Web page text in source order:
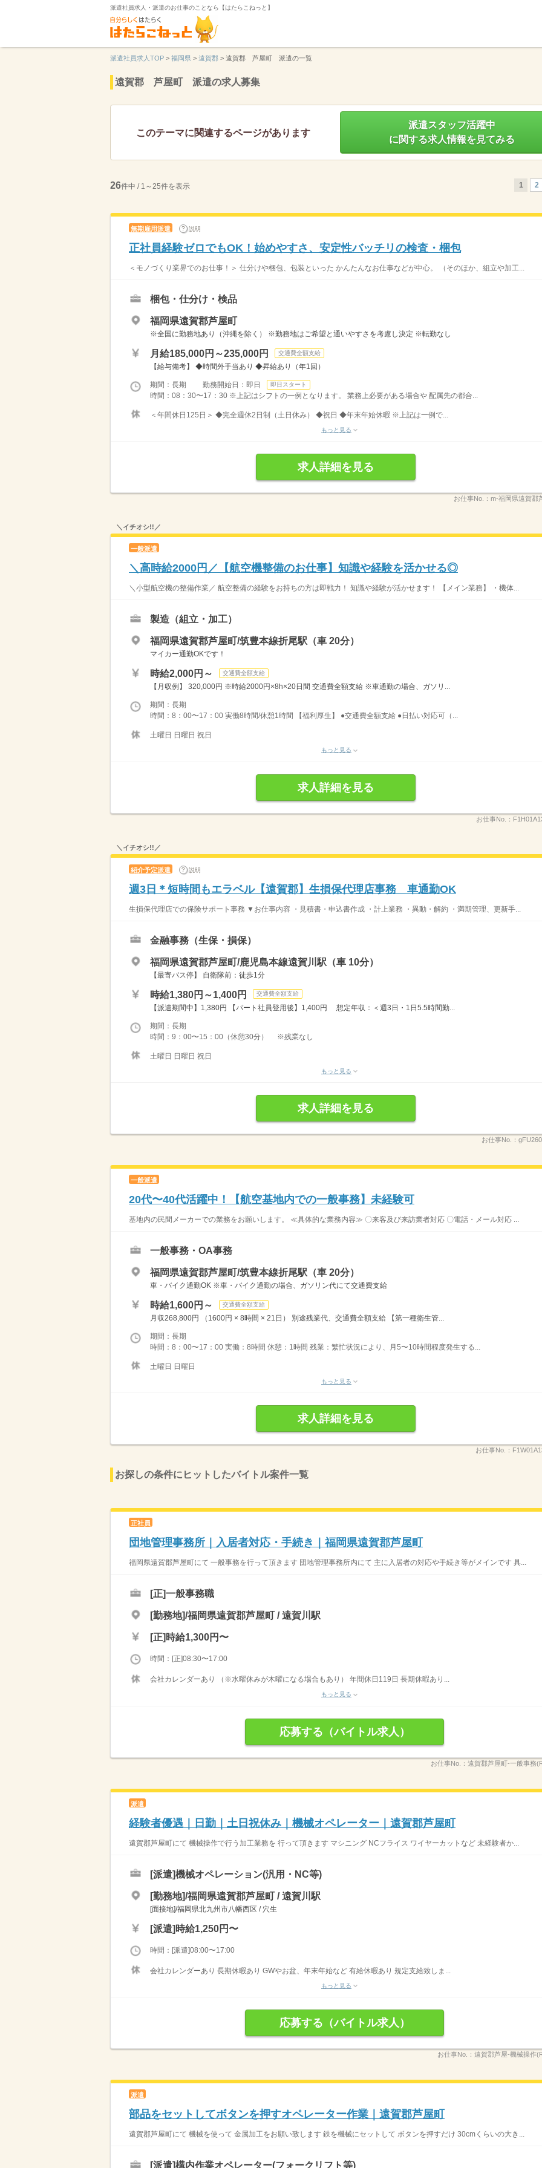
派遣社員求人・派遣のお仕事のことなら【はたらこねっと】
派遣社員求人TOP > 福岡県 > 遠賀郡 > 遠賀郡 芦屋町 派遣の一覧
遠賀郡 芦屋町 派遣の求人募集
このテーマに関連するページがあります
派遣スタッフ活躍中
に関する求人情報を見てみる
26件中 / 1～25件を表示 1 2
無期雇用派遣 説明
正社員経験ゼロでもOK！始めやすさ、安定性バッチリの検査・梱包
＜モノづくり業界でのお仕事！＞ 仕分けや梱包、包装といった かんたんなお仕事などが中心。 （そのほか、組立や加工...
梱包・仕分け・検品
福岡県遠賀郡芦屋町
※全国に勤務地あり（沖縄を除く） ※勤務地はご希望と通いやすさを考慮し決定 ※転勤なし
月給185,000円～235,000円 交通費全額支給
【給与備考】 ◆時間外手当あり ◆昇給あり（年1回）
期間：長期 勤務開始日：即日 即日スタート
時間：08：30〜17：30 ※上記はシフトの一例となります。 業務上必要がある場合や 配属先の都合...
＜年間休日125日＞ ◆完全週休2日制（土日休み） ◆祝日 ◆年末年始休暇 ※上記は一例で...
もっと見る
求人詳細を見る
お仕事No.： m-福岡県遠賀郡
＼イチオシ!!／
一般派遣
＼高時給2000円／【航空機整備のお仕事】知識や経験を活かせる◎
＼小型航空機の整備作業／ 航空整備の経験をお持ちの方は即戦力！ 知識や経験が活かせます！ 【メイン業務】 ・機体...
製造（組立・加工）
福岡県遠賀郡芦屋町/筑豊本線折尾駅（車 20分）
マイカー通勤OKです！
時給2,000円～ 交通費全額支給
【月収例】 320,000円 ※時給2000円×8h×20日間 交通費全額支給 ※車通勤の場合、ガソリ...
期間：長期
時間：8：00〜17：00 実働8時間/休憩1時間 【福利厚生】 ●交通費全額支給 ●日払い対応可（...
土曜日 日曜日 祝日
もっと見る
求人詳細を見る
お仕事No.：
＼イチオシ!!／
紹介予定派遣 説明
週3日＊短時間もエラベル【遠賀郡】生損保代理店事務 車通勤OK
生損保代理店での保険サポート事務 ▼お仕事内容 ・見積書・申込書作成 ・計上業務 ・異動・解約 ・満期管理、更新手...
金融事務（生保・損保）
福岡県遠賀郡芦屋町/鹿児島本線遠賀川駅（車 10分）
【最寄バス停】 自衛隊前：徒歩1分
時給1,380円～1,400円 交通費全額支給
【派遣期間中】1,380円 【パート社員登用後】1,400円 想定年収：＜週3日・1日5.5時間勤...
期間：長期
時間：9：00〜15：00（休憩30分） ※残業なし
土曜日 日曜日 祝日
もっと見る
求人詳細を見る
お仕事No.：
一般派遣
20代〜40代活躍中！【航空基地内での一般事務】未経験可
基地内の民間メーカーでの業務をお願いします。 ≪具体的な業務内容≫ 〇来客及び来訪業者対応 〇電話・メール対応 ...
一般事務・OA事務
福岡県遠賀郡芦屋町/筑豊本線折尾駅（車 20分）
車・バイク通勤OK ※車・バイク通勤の場合、ガソリン代にて交通費支給
時給1,600円～ 交通費全額支給
月収268,800円 （1600円 × 8時間 × 21日） 別途残業代、交通費全額支給 【第一種衛生管...
期間：長期
時間：8：00〜17：00 実働：8時間 休憩：1時間 残業：繁忙状況により、月5〜10時間程度発生する...
土曜日 日曜日
もっと見る
求人詳細を見る
お仕事No.：
お探しの条件にヒットしたバイトル案件一覧
正社員
団地管理事務所｜入居者対応・手続き｜福岡県遠賀郡芦屋町
福岡県遠賀郡芦屋町にて 一般事務を行って頂きます 団地管理事務所内にて 主に入居者の対応や手続き等がメインです 具...
[正]一般事務職
[勤務地]/福岡県遠賀郡芦屋町 / 遠賀川駅
[正]時給1,300円〜
時間：[正]08:30〜17:00
会社カレンダーあり （※水曜休みが木曜になる場合もあり） 年間休日119日 長期休暇あり...
もっと見る
応募する（バイトル求人）
お仕事No.： 遠賀郡芦屋町-一般事務
派遣
経験者優遇｜日勤｜土日祝休み｜機械オペレーター｜遠賀郡芦屋町
遠賀郡芦屋町にて 機械操作で行う加工業務を 行って頂きます マシニング NCフライス ワイヤーカットなど 未経験者か...
[派遣]機械オペレーション(汎用・NC等)
[勤務地]/福岡県遠賀郡芦屋町 / 遠賀川駅
[面接地]/福岡県北九州市八幡西区 / 穴生
[派遣] 時給1,250円〜
時間：[派遣]08:00〜17:00
会社カレンダーあり 長期休暇あり GWやお盆、年末年始など 有給休暇あり 規定支給致しま...
もっと見る
応募する（バイトル求人）
お仕事No.： 遠賀郡芦屋-機械操作
派遣
部品をセットしてボタンを押すオペレーター作業｜遠賀郡芦屋町
遠賀郡芦屋町にて 機械を使って 金属加工をお願い致します 鉄を機械にセットして ボタンを押すだけ 30cmくらいの大き...
[派遣]構内作業オペレーター(フォークリフト等)